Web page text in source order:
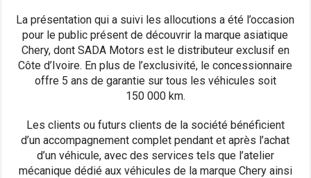
La présentation qui a suivi les allocutions a été l’occasion
pour le public présent de découvrir la marque asiatique
Chery, dont SADA Motors est le distributeur exclusif en
Côte d’Ivoire. En plus de l’exclusivité, le concessionnaire
offre 5 ans de garantie sur tous les véhicules soit
150 000 km.
Les clients ou futurs clients de la société bénéficient
d’un accompagnement complet pendant et après l’achat
d’un véhicule, avec des services tels que l’atelier
mécanique dédié aux véhicules de la marque Chery ainsi